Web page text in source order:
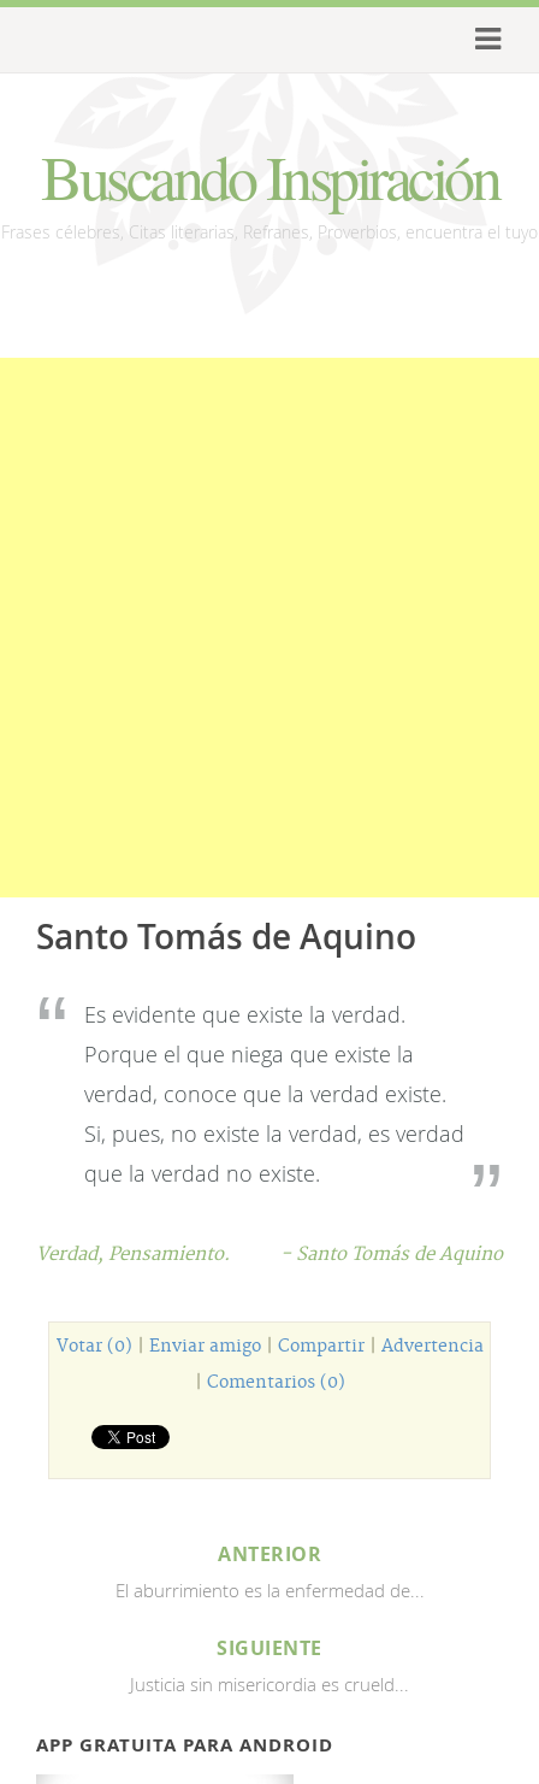
Buscando Inspiración
Frases célebres, Citas literarias, Refranes, Proverbios, encuentra el tuyo
Santo Tomás de Aquino
Es evidente que existe la verdad.
Porque el que niega que existe la
verdad, conoce que la verdad existe.
Si, pues, no existe la verdad, es verdad
que la verdad no existe.
Verdad, Pensamiento. - Santo Tomás de Aquino
Votar (0) Enviar amigo| Compartir| Advertencia
Comentarios (0)
ANTERIOR
El aburrimiento es la enfermedad de...
SIGUIENTE
Justicia sin misericordia es crueld...
APP GRATUITA PARA ANDROID